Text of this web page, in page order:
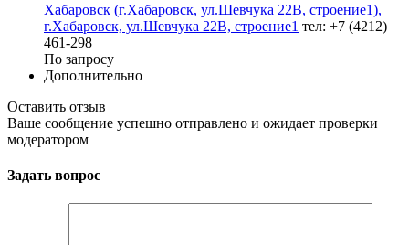
Хабаровск (г.Хабаровск, ул.Шевчука 22В, строение1),
г.Хабаровск, ул.Шевчука 22В, строение1 тел: +7 (4212)
461-298
По запросу
Дополнительно
Оставить отзыв
Ваше сообщение успешно отправлено и ожидает проверки
модератором
Задать вопрос